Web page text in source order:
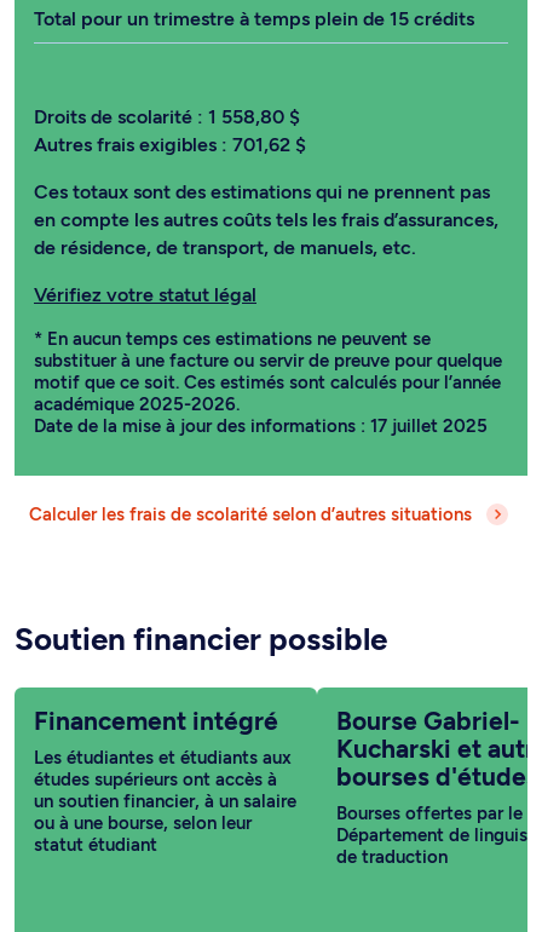
Total pour un trimestre à temps plein de 15 crédits
Droits de scolarité : 1 558,80 $
Autres frais exigibles : 701,62 $
Ces totaux sont des estimations qui ne prennent pas
en compte les autres coûts tels les frais d’assurances,
de résidence, de transport, de manuels, etc.
Vérifiez votre statut légal
* En aucun temps ces estimations ne peuvent se
substituer à une facture ou servir de preuve pour quelque
motif que ce soit. Ces estimés sont calculés pour l’année
académique 2025-2026.
Date de la mise à jour des informations : 17 juillet 2025
Calculer les frais de scolarité selon d’autres situations
Soutien financier possible
Financement intégré
Les étudiantes et étudiants aux
études supérieurs ont accès à
un soutien financier, à un salaire
ou à une bourse, selon leur
statut étudiant
Bourse Gabriel-
Kucharski et
bourses d'études
Bourses offertes par le
Département de
de traduction